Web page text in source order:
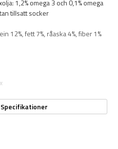
1,2% omega 3 och 0,1% omega
tillsatt socker
12%, fett 7%, råaska 4%, fiber 1%
biprodukter, kött och
4% lamm) fisk och
4% kalcium, oljor och fetter,